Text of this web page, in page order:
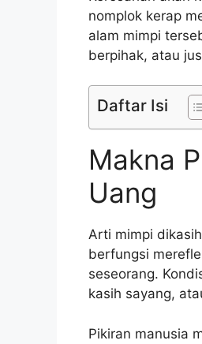
nomplok kerap
alam mimpi
berpihak, atau
Daftar Isi
Makna
Uang
Arti mimpi
berfungsi
seseorang.
kasih sayang,
Pikiran manusia